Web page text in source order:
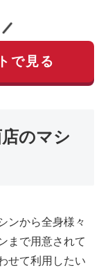
で見る
のマシ
ンから全身様々
まで用意されて
せて利用したい